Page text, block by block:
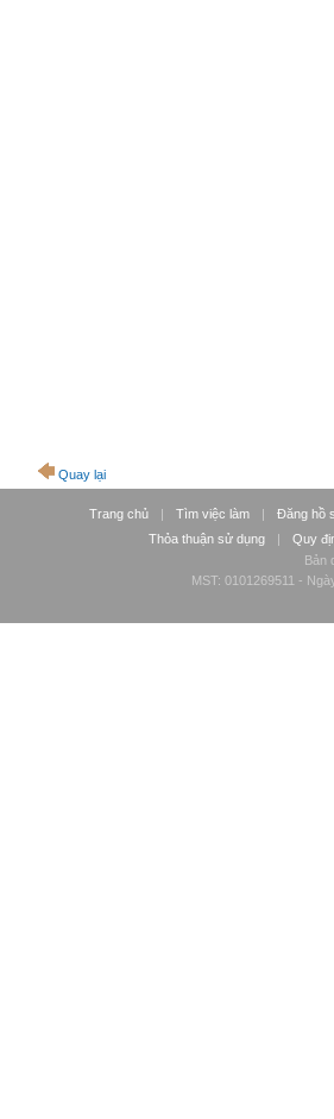
Quay lại
Trang chủ | Tìm việc làm | Đăng hồ
Thỏa thuận sử dụng
| Quy
Bản
MST: 0101269511 -